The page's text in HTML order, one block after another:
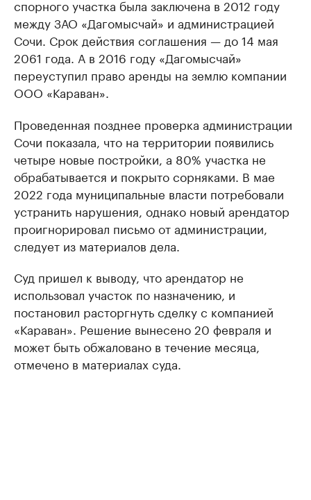
спорного участка была заключена в 2012 году
между ЗАО «Дагомысчай» и администрацией
Сочи. Срок действия соглашения — до 14 мая
2061 года. А в 2016 году «Дагомысчай»
переуступил право аренды на землю компании
ООО «Караван».
Проведенная позднее проверка администрации
Сочи показала, что на территории появились
четыре новые постройки, а 80% участка не
обрабатывается и покрыто сорняками. В мае
2022 года муниципальные власти потребовали
устранить нарушения, однако новый арендатор
проигнорировал письмо от администрации,
следует из материалов дела.
Суд пришел к выводу, что арендатор не
использовал участок по назначению, и
постановил расторгнуть сделку с компанией
«Караван». Решение вынесено 20 февраля и
может быть обжаловано в течение месяца,
отмечено в материалах суда.